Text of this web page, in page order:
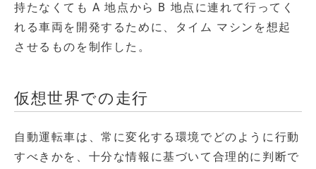
持たなくても A 地点から B 地点に連れて行ってく
れる車両を開発するために、タイム マシンを想起
させるものを制作した。
仮想世界での走行
自動運転車は、常に変化する環境でどのように行動
すべきかを、十分な情報に基づいて合理的に判断で